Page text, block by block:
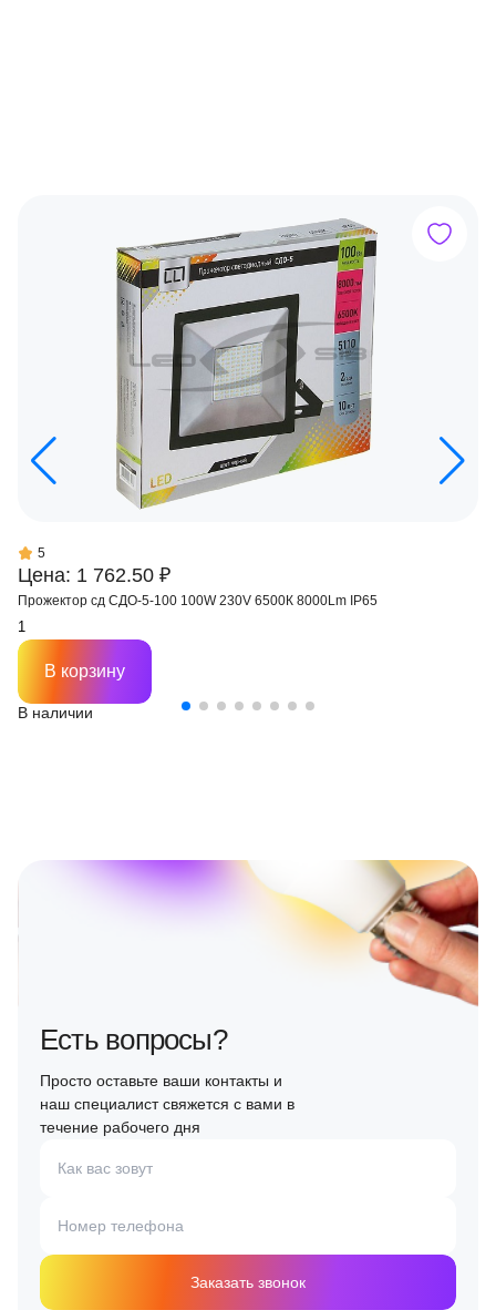
Цена: 1 762.50 ₽
5
Прожектор сд СДО-5-100 100W 230V 6500К 8000Lm IP65
В наличии
В корзину
Есть вопросы?
Просто оставьте ваши контакты и
наш специалист свяжется с вами в
течение рабочего дня
Как вас зовут
Номер телефона
Заказать звонок